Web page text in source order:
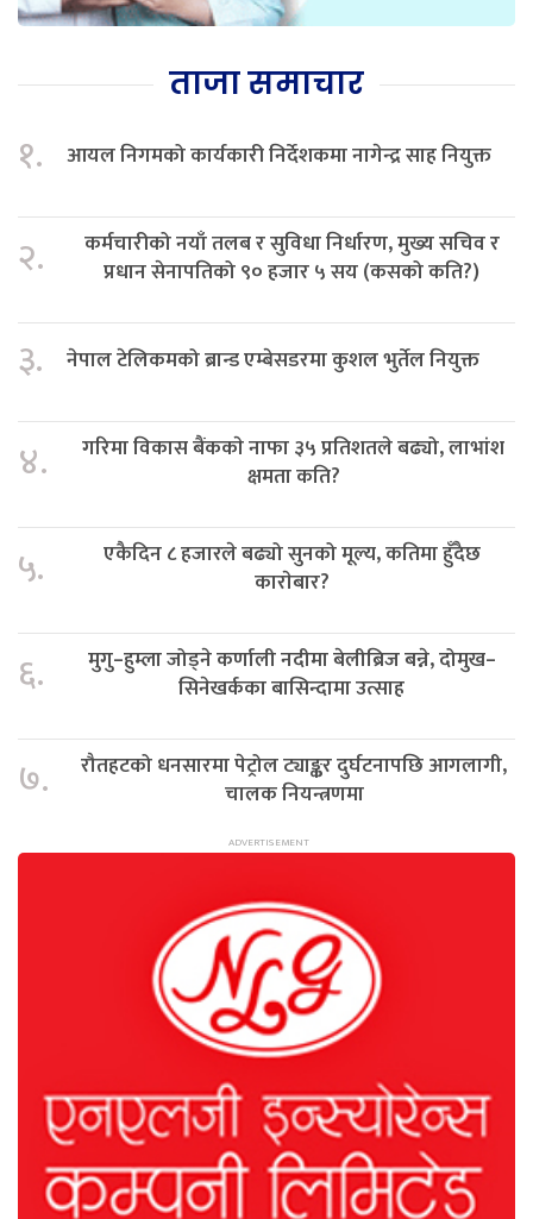
ताजा समाचार
१. आयल निगमको कार्यकारी निर्देशकमा नागेन्द्र साह नियुक्त
२.
कर्मचारीको नयाँ तलब र सुविधा निर्धारण, मुख्य सचिव र
प्रधान सेनापतिको ९० हजार ५ सय (कसको कति?)
३. नेपाल टेलिकमको ब्रान्ड एम्बेसडरमा कुशल भुर्तेल नियुक्त
४.
गरिमा विकास बैंककाे नाफा ३५ प्रतिशतले बढ्यो, लाभांश
क्षमता कति?
५.
एकैदिन ८ हजारले बढ्यो सुनको मूल्य, कतिमा हुँदैछ
काराेबार?
६.
मुगु–हुम्ला जोड्ने कर्णाली नदीमा बेलीब्रिज बन्ने, दोमुख–
सिनेखर्कका बासिन्दामा उत्साह
७.
रौतहटको धनसारमा पेट्रोल ट्याङ्कर दुर्घटनापछि आगलागी,
चालक नियन्त्रणमा